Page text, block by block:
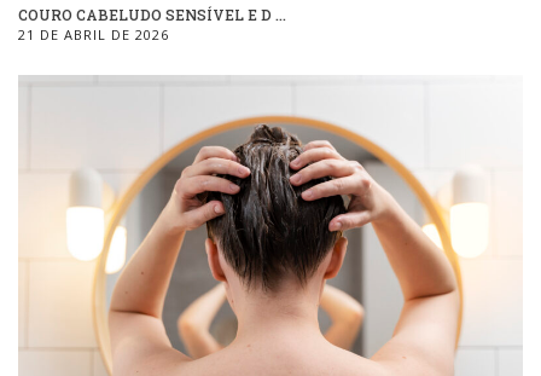
COURO CABELUDO SENSÍVEL E D ...
21 DE ABRIL DE 2026